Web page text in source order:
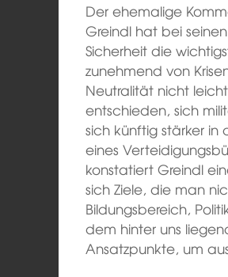
Der ehemalige
Greindl hat bei
Sicherheit die
zunehmend von
Neutralität nicht
entschieden, sich
sich künftig stärker in
eines
konstatiert Greindl
sich Ziele, die man
Bildungsbereich,
dem hinter uns
Ansatzpunkte, um